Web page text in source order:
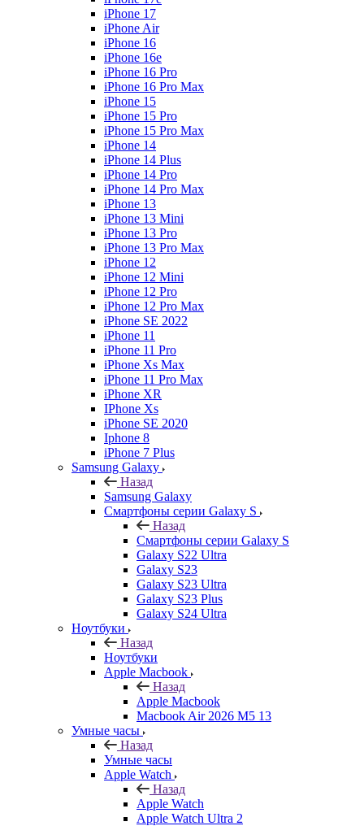
iPhone 17
iPhone Air
iPhone 16
iPhone 16e
iPhone 16 Pro
iPhone 16 Pro Max
iPhone 15
iPhone 15 Pro
iPhone 15 Pro Max
iPhone 14
iPhone 14 Plus
iPhone 14 Pro
iPhone 14 Pro Max
iPhone 13
iPhone 13 Mini
iPhone 13 Pro
iPhone 13 Pro Max
iPhone 12
iPhone 12 Mini
iPhone 12 Pro
iPhone 12 Pro Max
iPhone SE 2022
iPhone 11
iPhone 11 Pro
iPhone Xs Max
iPhone 11 Pro Max
iPhone XR
IPhone Xs
iPhone SE 2020
Iphone 8
iPhone 7 Plus
Samsung Galaxy
Назад
Samsung Galaxy
Смартфоны серии Galaxy S
Назад
Смартфоны серии Galaxy S
Galaxy S22 Ultra
Galaxy S23
Galaxy S23 Ultra
Galaxy S23 Plus
Galaxy S24 Ultra
Ноутбуки
Назад
Ноутбуки
Apple Macbook
Назад
Apple Macbook
Macbook Air 2026 M5 13
Умные часы
Назад
Умные часы
Apple Watch
Назад
Apple Watch
Apple Watch Ultra 2